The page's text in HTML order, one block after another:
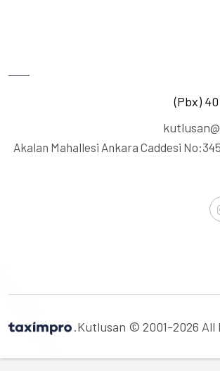
Akalan Mahallesi Ankara Caddesi
Kutlusan © 2001-2026 All